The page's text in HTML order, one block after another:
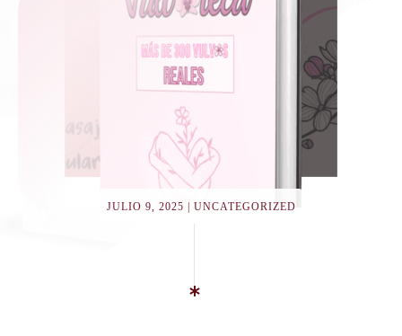
JULIO 9, 2025 UNCATEGORIZED